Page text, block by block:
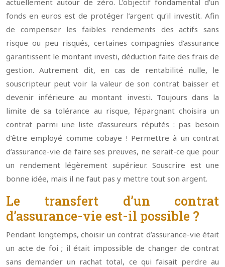
actuellement autour de zéro. L’objectif fondamental d’un
fonds en euros est de protéger l’argent qu’il investit. Afin
de compenser les faibles rendements des actifs sans
risque ou peu risqués, certaines compagnies d’assurance
garantissent le montant investi, déduction faite des frais de
gestion. Autrement dit, en cas de rentabilité nulle, le
souscripteur peut voir la valeur de son contrat baisser et
devenir inférieure au montant investi. Toujours dans la
limite de sa tolérance au risque, l’épargnant choisira un
contrat parmi une liste d’assureurs réputés : pas besoin
d’être employé comme cobaye ! Permettre à un contrat
d’assurance-vie de faire ses preuves, ne serait-ce que pour
un rendement légèrement supérieur. Souscrire est une
bonne idée, mais il ne faut pas y mettre tout son argent.
Le transfert d’un contrat
d’assurance-vie est-il possible ?
Pendant longtemps, choisir un contrat d’assurance-vie était
un acte de foi ; il était impossible de changer de contrat
sans demander un rachat total, ce qui faisait perdre au